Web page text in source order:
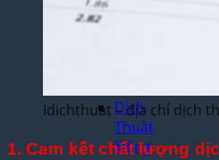
Dịch
Thuật
Tiếng
Idichthuat – địa chỉ dịch
1. Cam kết chất lượng